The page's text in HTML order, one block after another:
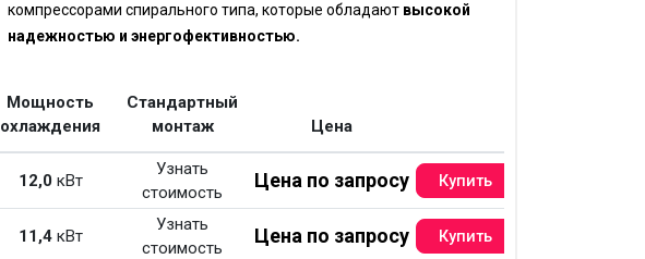
компрессорами спирального типа, которые обладают высокой
надежностью и энергофективностью.
Мощность
охлаждения
Стандартный
монтаж
Цена
12,0кВт
Узнать
стоимость
Цена по запросу
11,4кВт
Узнать
стоимость
Цена по запросу